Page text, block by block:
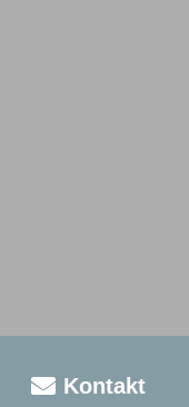
Kontakt